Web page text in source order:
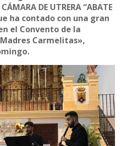
DE UTRERA “ABATE
ha contado con una gran
el Convento de la
Carmelitas»,